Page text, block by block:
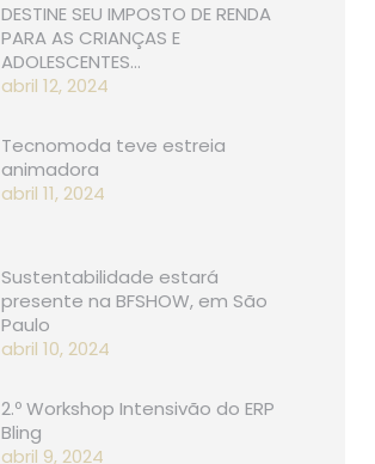
DESTINE SEU IMPOSTO DE RENDA
PARA AS CRIANÇAS E
ADOLESCENTES…
abril 12, 2024
Tecnomoda teve estreia
animadora
abril 11, 2024
Sustentabilidade estará
presente na BFSHOW, em São
Paulo
abril 10, 2024
2.º Workshop Intensivão do ERP
Bling
abril 9, 2024